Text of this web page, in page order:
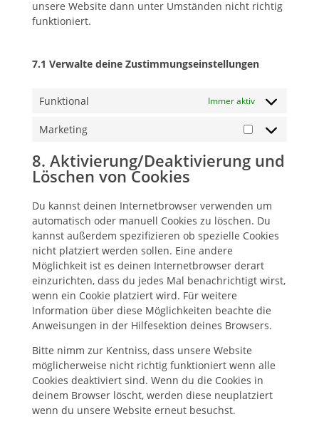
unsere Website dann unter Umständen nicht richtig
funktioniert.
7.1 Verwalte deine Zustimmungseinstellungen
Funktional Immer aktiv
Marketing Marketing
8. Aktivierung/Deaktivierung und
Löschen von Cookies
Du kannst deinen Internetbrowser verwenden um
automatisch oder manuell Cookies zu löschen. Du
kannst außerdem spezifizieren ob spezielle Cookies
nicht platziert werden sollen. Eine andere
Möglichkeit ist es deinen Internetbrowser derart
einzurichten, dass du jedes Mal benachrichtigt wirst,
wenn ein Cookie platziert wird. Für weitere
Information über diese Möglichkeiten beachte die
Anweisungen in der Hilfesektion deines Browsers.
Bitte nimm zur Kentniss, dass unsere Website
möglicherweise nicht richtig funktioniert wenn alle
Cookies deaktiviert sind. Wenn du die Cookies in
deinem Browser löscht, werden diese neuplatziert
wenn du unsere Website erneut besuchst.